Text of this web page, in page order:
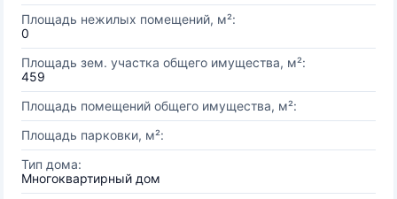
Площадь нежилых помещений, м²:
0
Площадь зем. участка общего имущества, м²:
459
Площадь помещений общего имущества, м²:
Площадь парковки, м²:
Тип дома:
Многоквартирный дом